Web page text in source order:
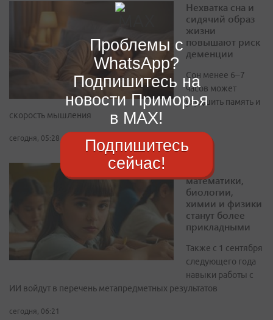
Нехватка сна и
сидячий образ
жизни
повышают риск
деменции
Сон менее 6–7
часов может
ухудшить память и
скорость мышления
сегодня, 05:28
Уроки
математики,
биологии,
химии и физики
станут более
прикладными
Также с 1 сентября
следующего года
навыки работы с
ИИ войдут в перечень метапредметных результатов
сегодня, 06:21
Проблемы с
WhatsApp?
Подпишитесь на
новости Приморья
в MAX!
Подпишитесь
сейчас!